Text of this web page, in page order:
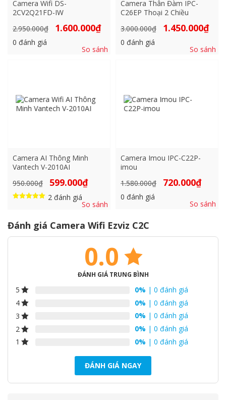
Camera Wifi DS-
2CV2Q21FD-IW
2.950.000₫
Giá
gốc
2.950.000₫.
1.600.000₫Giá
là:
0 đánh giá
So sánh
Camera Thân Đàm IPC-
C26EP Thoại 2 Chiều
3.000.000₫
Giá
gốc
3.000.000₫.
1.450.000₫Giá
là:
0 đánh giá
So sánh
Camera AI Thông Minh
Vantech V-2010AI
950.000₫
Giá
gốc
là:
950.000₫.
599.000₫Giá
là:
5 sao
2đánh giá
So sánh
Camera Imou IPC-C22P-
imou
1.580.000₫
Giá
gốc
1.580.000₫.
720.000₫Giá
là:
0 đánh giá
So sánh
Đánh giá Camera Wifi Ezviz C2C
0.0
ĐÁNH GIÁ TRUNG BÌNH
5 0% | 0 đánh giá
4
0% | 0 đánh giá
3
0% | 0 đánh giá
2
0% | 0 đánh giá
1
0% | 0 đánh giá
ĐÁNH GIÁ NGAY